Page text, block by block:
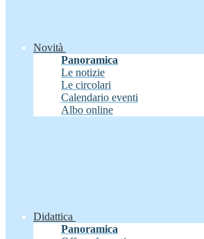
Novità
Panoramica
Le notizie
Le circolari
Calendario eventi
Albo online
Didattica
Panoramica